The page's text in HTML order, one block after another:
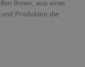
Ihnen, aus einer
Produkten die